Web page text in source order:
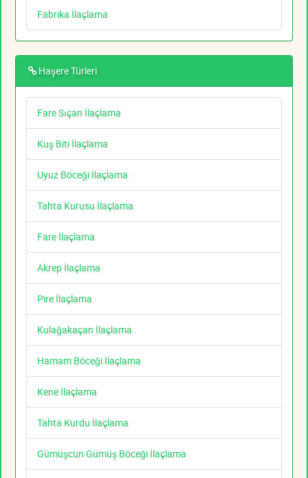
Fabrika İlaçlama
Haşere Türleri
Fare Sıçan İlaçlama
Kuş Biti İlaçlama
Uyuz Böceği İlaçlama
Tahta Kurusu İlaçlama
Fare İlaçlama
Akrep İlaçlama
Pire İlaçlama
Kulağakaçan İlaçlama
Hamam Böceği İlaçlama
Kene İlaçlama
Tahta Kurdu İlaçlama
Gümüşcün Gümüş Böceği İlaçlama